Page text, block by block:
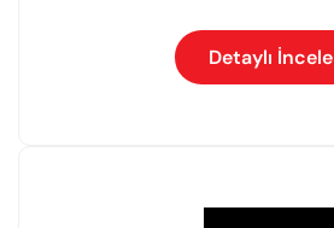
Detaylı İncele